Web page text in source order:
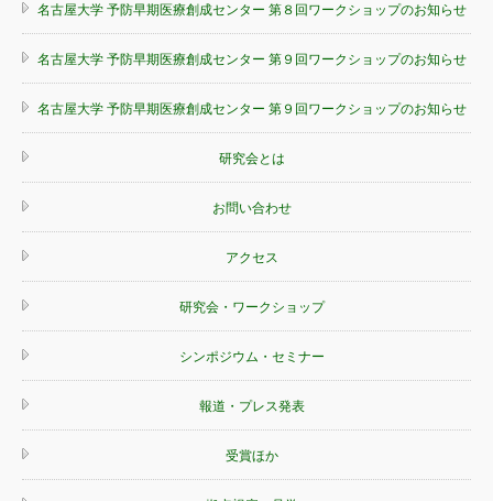
名古屋大学 予防早期医療創成センター 第８回ワークショップのお知らせ
名古屋大学 予防早期医療創成センター 第９回ワークショップのお知らせ
名古屋大学 予防早期医療創成センター 第９回ワークショップのお知らせ
研究会とは
お問い合わせ
アクセス
研究会・ワークショップ
シンポジウム・セミナー
報道・プレス発表
受賞ほか